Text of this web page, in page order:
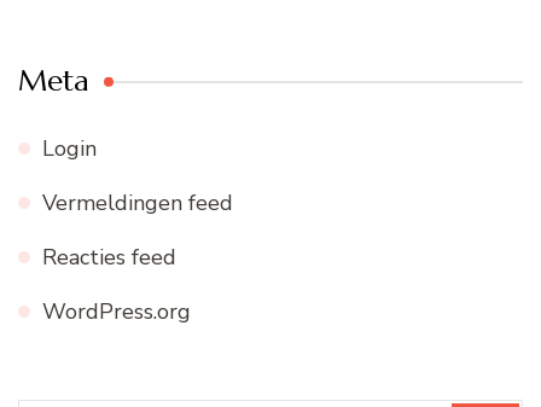
Meta
Login
Vermeldingen feed
Reacties feed
WordPress.org